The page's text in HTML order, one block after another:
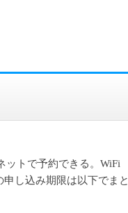
ットで予約できる。WiFi
し込み期限は以下でまと